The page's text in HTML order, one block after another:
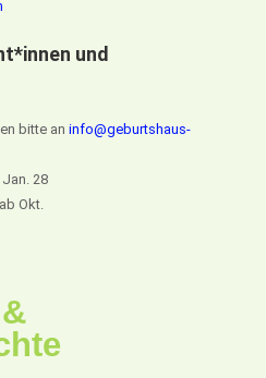
und
bitte aninfo@geburtshaus-
28
Okt.